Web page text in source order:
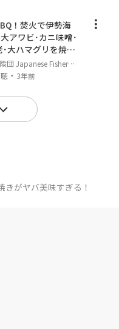
！焚火で伊勢海
アワビ･カニ味噌･
･大ハマグリを焼い
！団 Japanese Fisherm
・ 3年前
がヤバ美味すぎる！